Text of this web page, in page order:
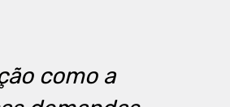
como a